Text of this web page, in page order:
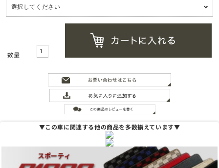
数量
▼この車に関連する他の商品を多数揃えています▼